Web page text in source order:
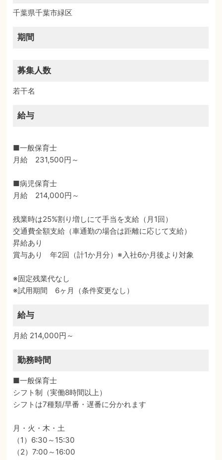
千葉県千葉市緑区
期間
募集人数
若干名
給与
■一般保育士
月給 231,500円～
■病児保育士
月給 214,000円～
残業時は25%割り増しにて手当を支給（月1回）
交通費全額支給（車通勤の場合は距離に応じて支給）
昇給あり
賞与あり 年2回（計1か月分）※入社6か月後より対象
※固定残業代なし
※試用期間 6ヶ月（条件変更なし）
給与
月給 214,000円～
勤務時間
■一般保育士
シフト制（実働8時間以上）
シフトは7種類/早番・遅番に分かれます
月・火・木・土
（1）6:30～15:30
（2）7:00～16:00